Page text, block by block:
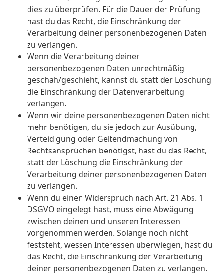
dies zu überprüfen. Für die Dauer der Prüfung
hast du das Recht, die Einschränkung der
Verarbeitung deiner personenbezogenen Daten
zu verlangen.
Wenn die Verarbeitung deiner
personenbezogenen Daten unrechtmäßig
geschah/geschieht, kannst du statt der Löschung
die Einschränkung der Datenverarbeitung
verlangen.
Wenn wir deine personenbezogenen Daten nicht
mehr benötigen, du sie jedoch zur Ausübung,
Verteidigung oder Geltendmachung von
Rechtsansprüchen benötigst, hast du das Recht,
statt der Löschung die Einschränkung der
Verarbeitung deiner personenbezogenen Daten
zu verlangen.
Wenn du einen Widerspruch nach Art. 21 Abs. 1
DSGVO eingelegt hast, muss eine Abwägung
zwischen deinen und unseren Interessen
vorgenommen werden. Solange noch nicht
feststeht, wessen Interessen überwiegen, hast du
das Recht, die Einschränkung der Verarbeitung
deiner personenbezogenen Daten zu verlangen.